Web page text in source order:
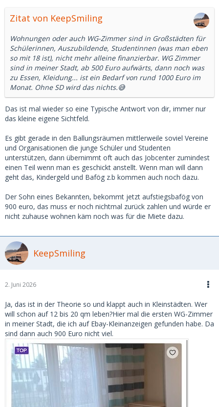
Zitat von KeepSmiling
Wohnungen oder auch WG-Zimmer sind in Großstädten für
Schülerinnen, Auszubildende, Studentinnen (was man eben
so mit 18 ist), nicht mehr alleine finanzierbar. WG Zimmer
sind in meiner Stadt, ab 500 Euro aufwärts, dann noch was
zu Essen, Kleidung... ist ein Bedarf von rund 1000 Euro im
Monat. Ohne SD wird das nichts.😅
Das ist mal wieder so eine Typische Antwort von dir, immer nur
das kleine eigene Sichtfeld.
Es gibt gerade in den Ballungsräumen mittlerweile soviel Vereine
und Organisationen die junge Schüler und Studenten
unterstützen, dann übernimmt oft auch das Jobcenter zumindest
einen Teil wenn man es geschickt anstellt. Wenn man will dann
geht das, Kindergeld und Bafög z.b kommen auch noch dazu.
Der Sohn eines Bekannten, bekommt jetzt aufstiegsbafög von
900 euro, das muss er noch nichtmal zurück zahlen und würde er
nicht zuhause wohnen käm noch was für die Miete dazu.
KeepSmiling
2. Juni 2026
Ja, das ist in der Theorie so und klappt auch in Kleinstädten. Wer
will schon auf 12 bis 20 qm leben?Hier mal die ersten WG-Zimmer
in meiner Stadt, die ich auf Ebay-Kleinanzeigen gefunden habe. Da
sind dann auch 900 Euro nicht viel.